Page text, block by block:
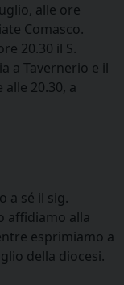
alle ore
Comasco.
20.30 il S.
a Tavernerio e il
20.30, a
a sé il sig.
affidiamo alla
esprimiamo a
della diocesi.